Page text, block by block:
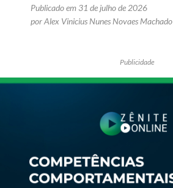
Publicado em 31 de julho de 2026
por Alex Vinicius Nunes Novaes Machado
Publicidade